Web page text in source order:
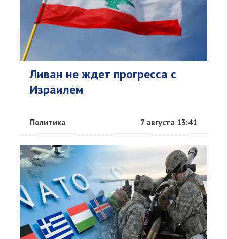
Ливан не ждет прогресса с
Израилем
Политика 7 августа 13:41